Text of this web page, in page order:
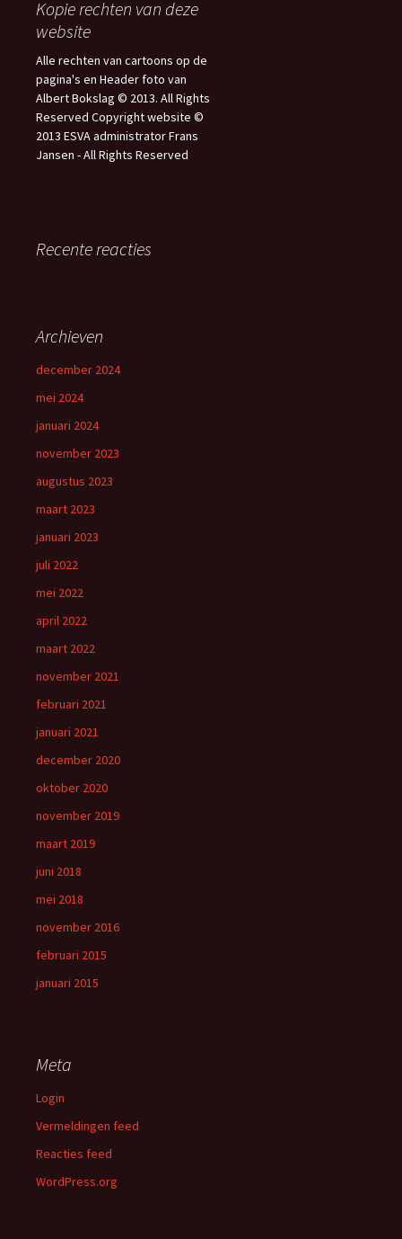
Kopie rechten van deze
website
Alle rechten van cartoons op de
pagina's en Header foto van
Albert Bokslag © 2013. All Rights
Reserved Copyright website ©
2013 ESVA administrator Frans
Jansen - All Rights Reserved
Recente reacties
Archieven
december 2024
mei 2024
januari 2024
november 2023
augustus 2023
maart 2023
januari 2023
juli 2022
mei 2022
april 2022
maart 2022
november 2021
februari 2021
januari 2021
december 2020
oktober 2020
november 2019
maart 2019
juni 2018
mei 2018
november 2016
februari 2015
januari 2015
Meta
Login
Vermeldingen feed
Reacties feed
WordPress.org